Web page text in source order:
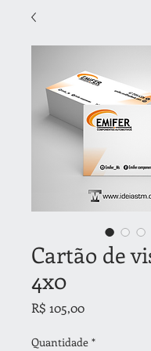
Cartão de
4x0
R$ 105,00Preço
Quantidade *